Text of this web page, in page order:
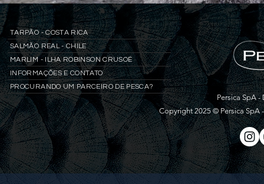
TARPÃO - COSTA RICA
SALMÃO REAL - CHILE
MARLIM - ILHA ROBINSON CRUSOÉ
INFORMAÇÕES E CONTATO
PROCURANDO UM PARCEIRO DE PESCA?
Persica SpA
Copyright 2025 © Persica SpA